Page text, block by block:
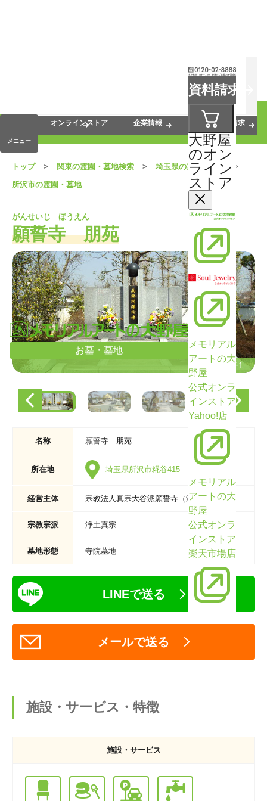
お墓・墓地
資料請求
大野屋
のオン
ライン
ストア
メモリアル
アートの大
野屋
公式オンラ
インストア
Yahoo!店
メモリアル
アートの大
野屋
公式オンラ
インストア
楽天市場店
メニュー
会員サービス
オンラインストア
企業情報 資料請求
トップ 関東の霊園・墓地検索
埼玉県の霊園・墓地
所沢市の霊園・墓地
がんせいじ ほうえん
願誓寺 朋苑
墓域の様子1
墓域の様子1
名称 願誓寺 朋苑
所在地 埼玉県所沢市糀谷415
経営主体 宗教法人真宗大谷派願誓寺（浄土真宗）
宗教宗派 浄土真宗
墓地形態 寺院墓地
LINEで送る
メールで送る
施設・サービス・特徴
施設・サービス